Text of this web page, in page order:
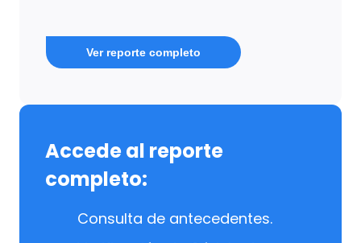
Ver reporte completo
Accede al reporte
completo:
Consulta de antecedentes.